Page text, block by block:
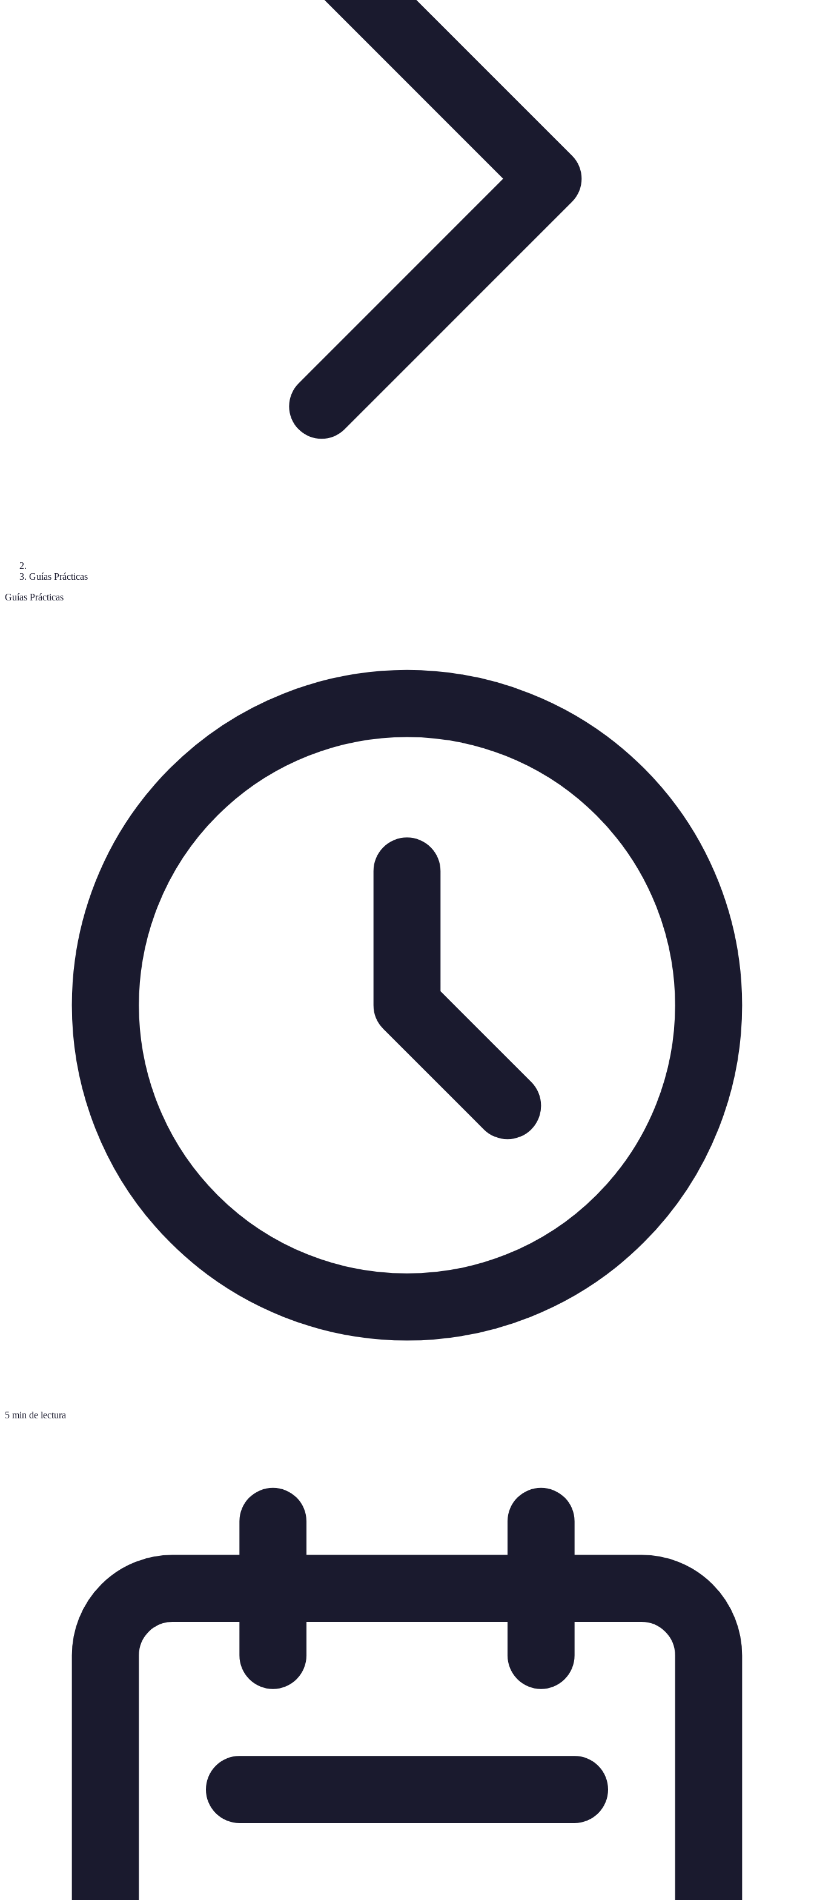
Guías Prácticas
Guías Prácticas
5 min de lectura